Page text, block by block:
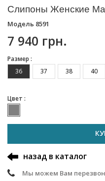
Слипоны Женские
Модель 8591
7 940 грн.
Размер :
36
37 38 40
Цвет :
назад в каталог
Мы можем Вам